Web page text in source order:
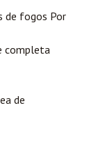
de fogos Por
completa
de